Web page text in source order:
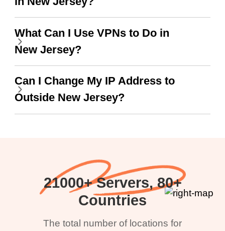
What Can I Use VPNs to Do in
New Jersey?
Can I Change My IP Address to
Outside New Jersey?
21000+ Servers, 80+
Countries
The total number of locations for